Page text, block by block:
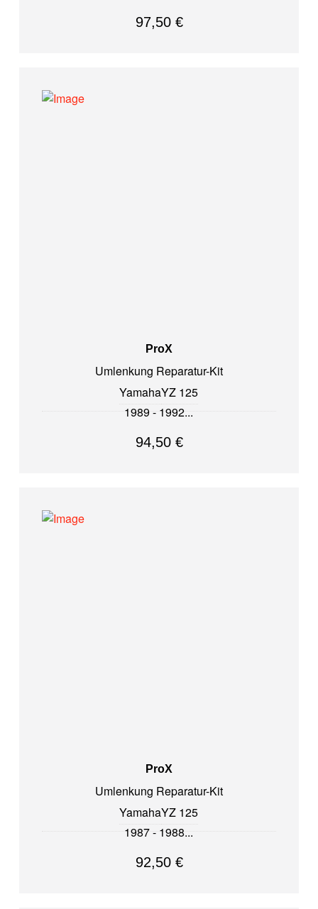
97,50 €
ProX
Umlenkung Reparatur-Kit
YamahaYZ 125
1989 - 1992
94,50 €
ProX
Umlenkung Reparatur-Kit
YamahaYZ 125
1987 - 1988
92,50 €